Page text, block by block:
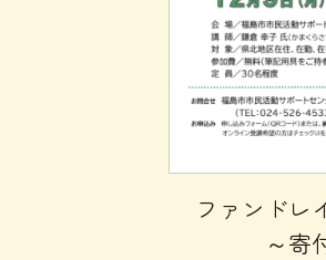
ファンドレ
～寄